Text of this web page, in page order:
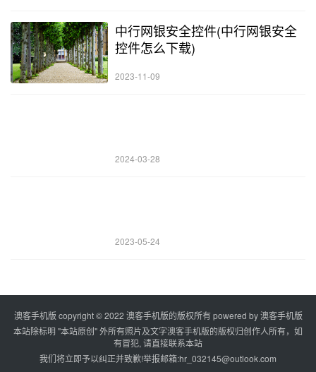
中行网银安全控件(中行网银安全
控件怎么下载)
2023-11-09
2024-03-28
2023-05-24
澳客手机版 copyright © 2022 澳客手机版的版权所有 powered by澳客手机版
本站除标明 "本站原创" 外所有照片及文字澳客手机版的版权归创作人所有，如
有冒犯, 请直接联系本站
我们将立即予以纠正并致歉!举报邮箱:hr_032145@outlook.com